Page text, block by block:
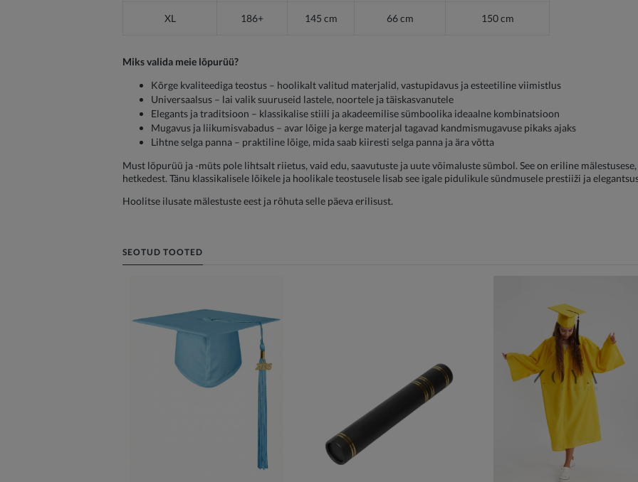
XL 186+ 145 cm 66 cm 150 cm
Miks valida meie lõpurüü?
Kõrge kvaliteediga teostus – hoolikalt valitud materjalid, vastupidavus ja esteetiline viimistlus
Universaalsus – lai valik suuruseid lastele, noortele ja täiskasvanutele
Elegants ja traditsioon – klassikalise stiili ja akadeemilise sümboolika ideaalne kombinatsioon
Mugavus ja liikumisvabadus – avar lõige ja kerge materjal tagavad kandmismugavuse pikaks ajaks
Lihtne selga panna – praktiline lõige, mida saab kiiresti selga panna ja ära võtta
Must lõpurüü ja -müts pole lihtsalt riietus, vaid edu, saavutuste ja uute võimaluste sümbol. See on eriline
hetkedest. Tänu klassikalisele lõikele ja hoolikale teostusele lisab see igale pidulikule sündmusele prestiiži ja
Hoolitse ilusate mälestuste eest ja rõhuta selle päeva erilisust.
SEOTUD TOOTED